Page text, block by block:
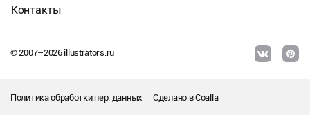
© 2007–2026illustrators.ru
Контакты
Политика обработки пер. данных Сделано вCoalla